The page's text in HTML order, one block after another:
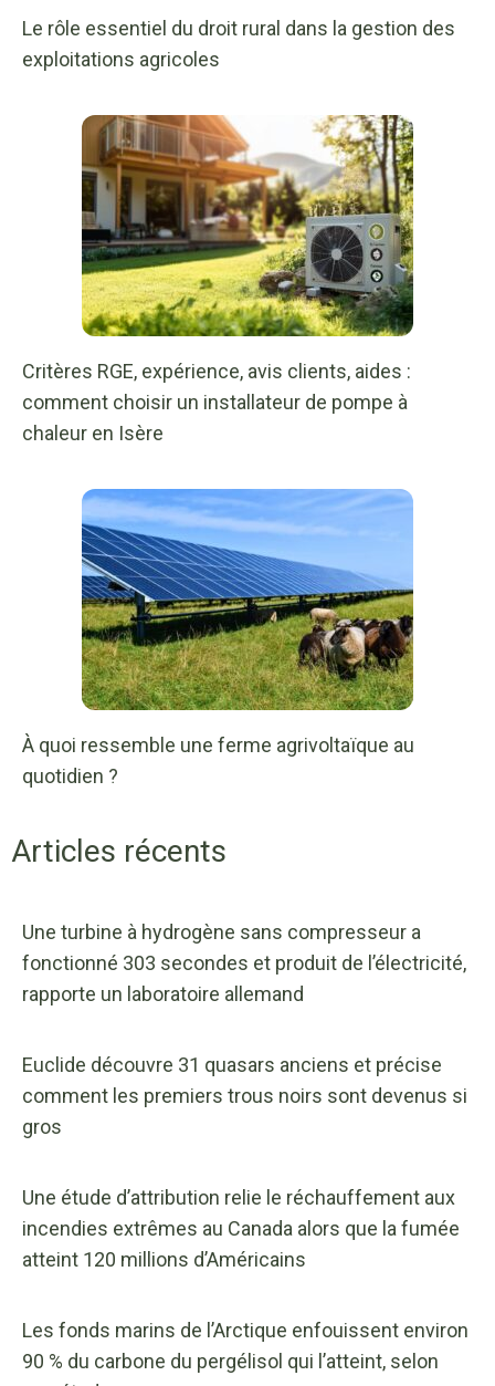
Le rôle essentiel du droit rural dans la gestion des
exploitations agricoles
Critères RGE, expérience, avis clients, aides :
comment choisir un installateur de pompe à
chaleur en Isère
À quoi ressemble une ferme agrivoltaïque au
quotidien ?
Articles récents
Une turbine à hydrogène sans compresseur a
fonctionné 303 secondes et produit de l’électricité,
rapporte un laboratoire allemand
Euclide découvre 31 quasars anciens et précise
comment les premiers trous noirs sont devenus si
gros
Une étude d’attribution relie le réchauffement aux
incendies extrêmes au Canada alors que la fumée
atteint 120 millions d’Américains
Les fonds marins de l’Arctique enfouissent environ
90 % du carbone du pergélisol qui l’atteint, selon